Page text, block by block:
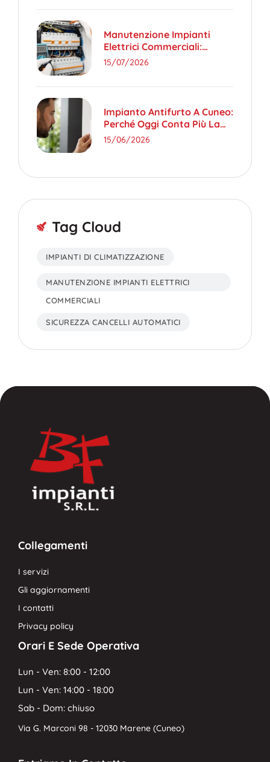
Manutenzione Impianti
Elettrici Commerciali:
Evitare I Problemi Prima
Che Fermino La Tua Attività
15/07/2026
Impianto Antifurto A Cuneo:
Perché Oggi Conta Più La
Prevenzione Che L’allarme
15/06/2026
Tag Cloud
IMPIANTI DI CLIMATIZZAZIONE
MANUTENZIONE IMPIANTI ELETTRICI
COMMERCIALI
SICUREZZA CANCELLI AUTOMATICI
Collegamenti
I servizi
Gli aggiornamenti
I contatti
Privacy policy
Orari E Sede Operativa
Lun - Ven: 8:00 - 12:00
Lun - Ven: 14:00 - 18:00
Sab - Dom: chiuso
Via G. Marconi 98 - 12030 Marene (Cuneo)